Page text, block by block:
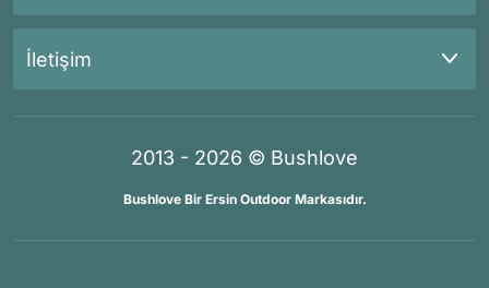
İletişim
2013 - 2026 © Bushlove
Bushlove Bir Ersin Outdoor Markasıdır.